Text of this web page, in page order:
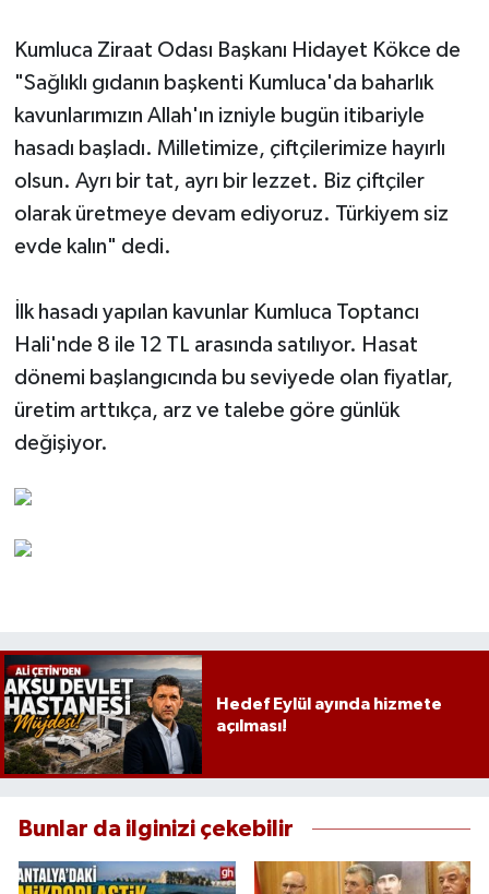
Kumluca Ziraat Odası Başkanı Hidayet Kökce de
"Sağlıklı gıdanın başkenti Kumluca'da baharlık
kavunlarımızın Allah'ın izniyle bugün itibariyle
hasadı başladı. Milletimize, çiftçilerimize hayırlı
olsun. Ayrı bir tat, ayrı bir lezzet. Biz çiftçiler
olarak üretmeye devam ediyoruz. Türkiyem siz
evde kalın" dedi.
İlk hasadı yapılan kavunlar Kumluca Toptancı
Hali'nde 8 ile 12 TL arasında satılıyor. Hasat
dönemi başlangıcında bu seviyede olan fiyatlar,
üretim arttıkça, arz ve talebe göre günlük
değişiyor.
Hedef Eylül ayında hizmete
açılması!
Bunlar da ilginizi çekebilir